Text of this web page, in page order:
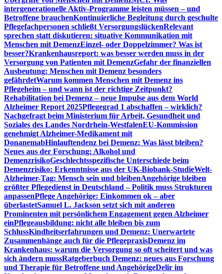
intergenerationelle Aktiv-Programme leisten müssen – und
Betroffene brauchenKontinuierliche Begleitung durch geschulte
Pflegefachpersonen schließt VersorgungslückenRelevant
sprechen statt diskutieren: situative Kommunikation mit
Menschen mit DemenzEinzel- oder Doppelzimmer? Was ist
besser?Krankenhausreport: was besser werden muss in der
Versorgung von Patienten mit DemenzGefahr der finanziellen
Ausbeutung: Menschen mit Demenz besonders
gefährdetWarum kommen Menschen mit Demenz ins
Pflegeheim – und wann ist der richtige Zeitpunkt?
Rehabilitation bei Demenz – neue Impulse aus dem World
Alzheimer Report 2025Pflegegrad 1 abschaffen – wirklich?
Nachgefragt beim Ministerium für Arbeit, Gesundheit und
Soziales des Landes Nordrhein-WestfalenEU-Kommission
genehmigt Alzheimer-Medikament mit
DonanemabHinlauftendenz bei Demenz: Was lässt bleiben?
Neues aus der Forschung: Alkohol und
DemenzrisikoGeschlechtsspezifische Unterschiede beim
Demenzrisiko: Erkenntnisse aus der UK-Biobank-StudieWelt-
Alzheimer-Tag: Mensch sein und bleibenAngehörige bleiben
größter Pflegedienst in Deutschland – Politik muss Strukturen
anpassenPflege Angehörige: Einkommen ok – aber
überlastetSamuel L. Jackson setzt sich mit anderen
Prominenten mit persönlichem Engagement gegen Alzheimer
einPflegeausbildung: nicht alle bleiben bis zum
SchlussKindheitserfahrungen und Demenz: Unerwartete
Zusammenhänge auch für die PflegepraxisDemenz im
Krankenhaus: warum die Versorgung so oft scheitert und was
sich ändern mussRatgeberbuch Demenz: neues aus Forschung
und Therapie für Betroffene und AngehörigeDelir im